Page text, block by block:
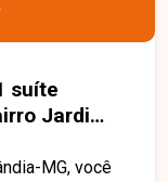
suíte
Jardim
MG, você